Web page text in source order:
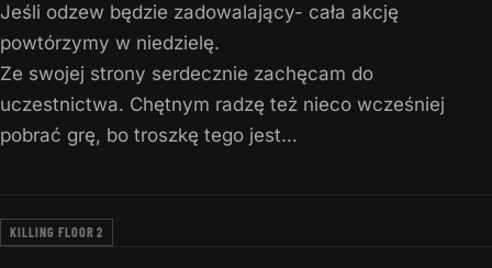
Jeśli odzew będzie zadowalający- cała akcję
powtórzymy w niedzielę.
Ze swojej strony serdecznie zachęcam do
uczestnictwa. Chętnym radzę też nieco wcześniej
pobrać grę, bo troszkę tego jest…
KILLING FLOOR 2